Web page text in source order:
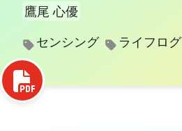
研究費
表彰
コンタクト
鷹尾 心優
センシング
ライフログ